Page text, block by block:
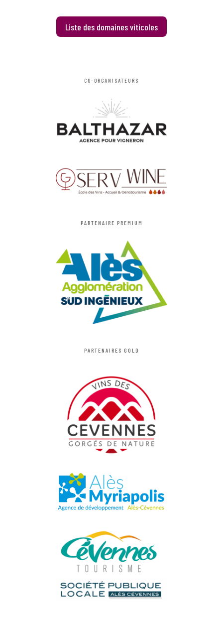
Liste des domaines viticoles
CO-ORGANISATEURS
PARTENAIRE PREMIUM
PARTENAIRES GOLD